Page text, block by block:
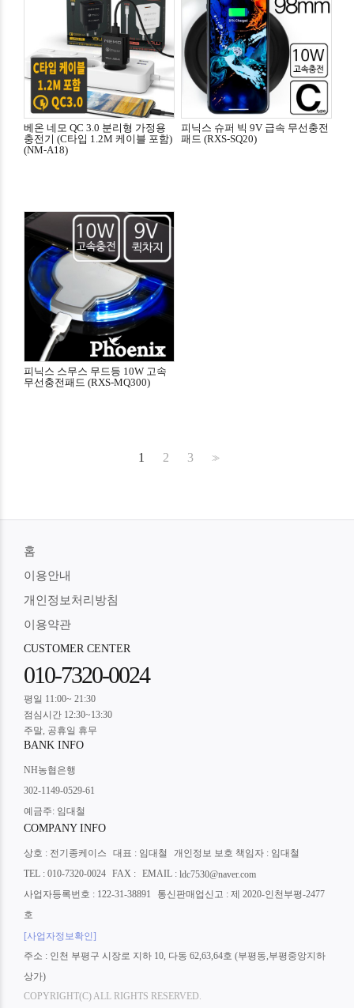
베온 네모 QC 3.0 분리형 가정용
충전기 (C타입 1.2M 케이블 포함)
(NM-A18)
피닉스 슈퍼 빅 9V 급속 무선충전
패드 (RXS-SQ20)
피닉스 스무스 무드등 10W 고속
무선충전패드 (RXS-MQ300)
1 2 3 >>
홈
이용안내
개인정보처리방침
이용약관
CUSTOMER CENTER
010-7320-0024
평일 11:00~ 21:30
점심시간 12:30~13:30
주말, 공휴일 휴무
BANK INFO
NH농협은행
302-1149-0529-61
예금주: 임대철
COMPANY INFO
상호 : 전기종케이스 대표 : 임대철
개인정보 보호 책임자 : 임대철
TEL : 010-7320-0024 FAX : EMAIL : ldc7530@naver.com
사업자등록번호 : 122-31-38891
통신판매업신고 : 제 2020-인천부평-2477
호
[사업자정보확인]
주소 : 인천 부평구 시장로 지하 10, 다동 62,63,64호 (부평동,부평중앙지하
상가)
COPYRIGHT(C) ALL RIGHTS RESERVED.